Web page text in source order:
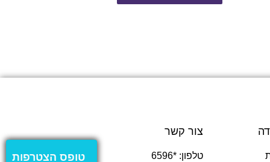
טופס הצטרפות
צור קשר
טלפון: *6596